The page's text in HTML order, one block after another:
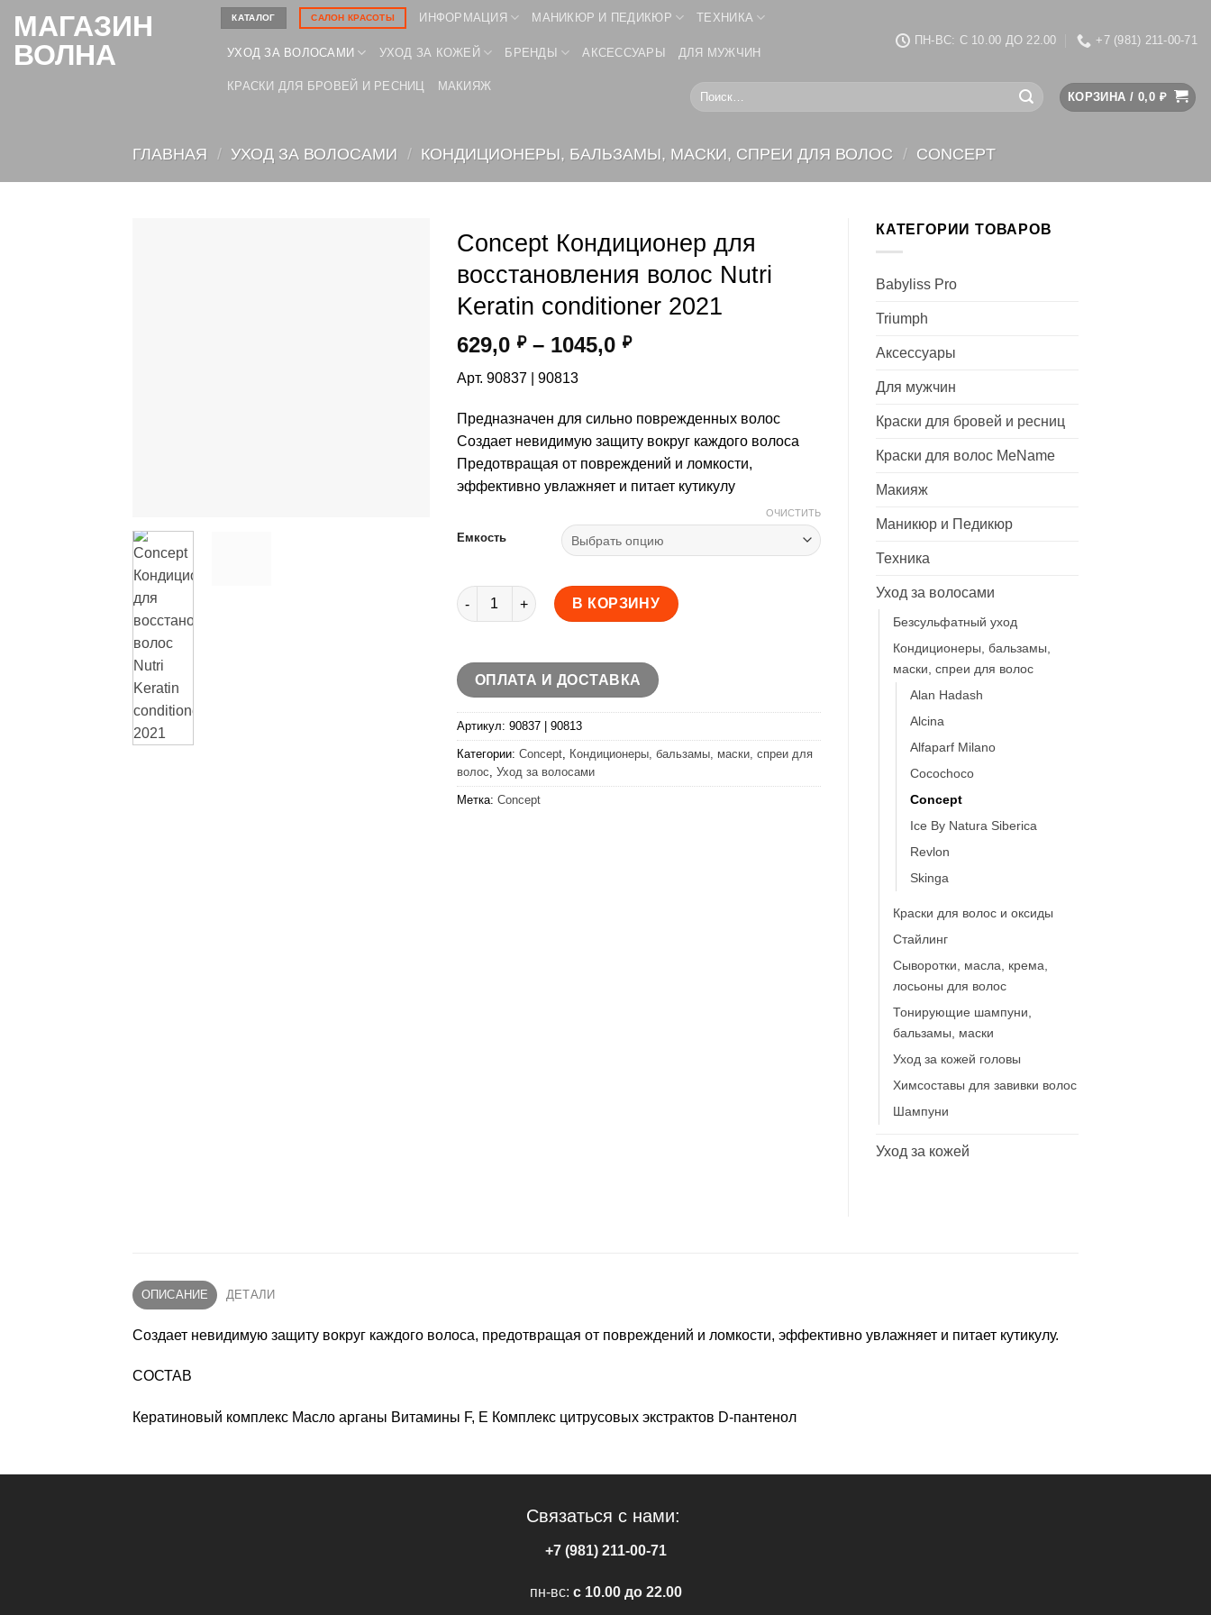
content
МАГАЗИН
ВОЛНА
КАТАЛОГ САЛОН КРАСОТЫ ИНФОРМАЦИЯ МАНИКЮР И ПЕДИКЮР ТЕХНИКА
УХОД ЗА ВОЛОСАМИ УХОД ЗА КОЖЕЙ БРЕНДЫ АКСЕССУАРЫ ДЛЯ МУЖЧИН
КРАСКИ ДЛЯ БРОВЕЙ И РЕСНИЦ МАКИЯЖ
ПН-ВС: C 10.00 ДО 22.00 +7 (981) 211-00-71
Искать:
КОРЗИНА / 0,0 ₽
ГЛАВНАЯ / УХОД ЗА ВОЛОСАМИ / КОНДИЦИОНЕРЫ, БАЛЬЗАМЫ, МАСКИ, СПРЕИ ДЛЯ ВОЛОС / CONCEPT
Concept Кондиционер для
восстановления волос Nutri
Keratin conditioner 2021
629,0 ₽ – 1045,0 ₽Диапазон
1045,0 ₽
Арт. 90837 | 90813
Предназначен для сильно поврежденных волос
Создает невидимую защиту вокруг каждого волоса
Предотвращая от повреждений и ломкости,
эффективно увлажняет и питает кутикулу
Емкость
ОЧИСТИТЬ
Количество товара Concept Кондиционер для восстановления волос Nutri Keratin conditioner 2021
В КОРЗИНУ
ОПЛАТА И ДОСТАВКА
Артикул: 90837 | 90813
Категории: Concept Кондиционеры, бальзамы, маски, спреи для
волос Уход за волосами
Метка: Concept
КАТЕГОРИИ ТОВАРОВ
Babyliss Pro
Triumph
Аксессуары
Для мужчин
Краски для бровей и ресниц
Краски для волос MeName
Макияж
Маникюр и Педикюр
Техника
Уход за волосами
Безсульфатный уход
Кондиционеры, бальзамы,
маски, спреи для волос
Alan Hadash
Alcina
Alfaparf Milano
Cocochoco
Concept
Ice By Natura Siberica
Revlon
Skinga
Краски для волос и оксиды
Стайлинг
Сыворотки, масла, крема,
лосьоны для волос
Тонирующие шампуни,
бальзамы, маски
Уход за кожей головы
Химсоставы для завивки волос
Шампуни
Уход за кожей
ОПИСАНИЕ ДЕТАЛИ
Cоздает невидимую защиту вокруг каждого волоса, предотвращая от повреждений и ломкости, эффективно увлажняет и питает кутикулу.
СОСТАВ
Кератиновый комплекс Масло арганы Витамины F, Е Комплекс цитрусовых экстрактов D-пантенол
Связаться с нами:
+7 (981) 211-00-71
пн-вс: c 10.00 до 22.00